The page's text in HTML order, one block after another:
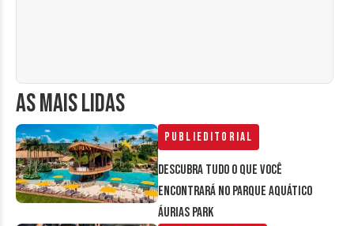
AS MAIS LIDAS
Publieditorial
Descubra tudo o que você
encontrará no parque aquático
Áurias Park